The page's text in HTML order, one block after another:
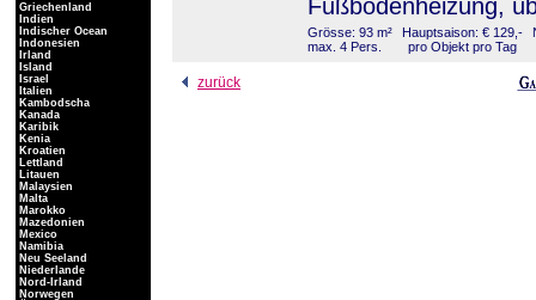
Fußbodenheizung,
Grösse: 93 m²
max. 4 Pers.
Hauptsaison: € 129,-
pro Objekt pro Tag
zurück
Griechenland
Indien
Indischer Ocean
Indonesien
Irland
Island
Israel
Italien
Kambodscha
Kanada
Karibik
Kenia
Kroatien
Lettland
Litauen
Malaysien
Malta
Marokko
Mazedonien
Mexico
Namibia
Neu Seeland
Niederlande
Nord-Irland
Norwegen